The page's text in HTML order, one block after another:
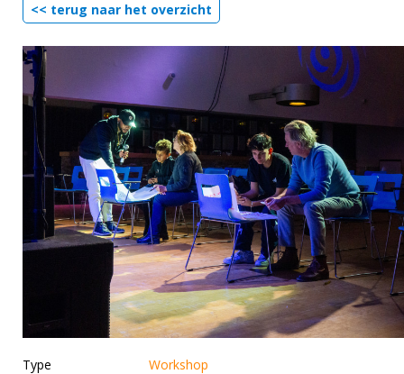
<< terug naar het overzicht
Type
Workshop